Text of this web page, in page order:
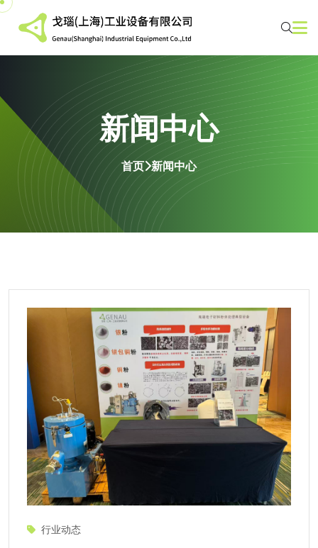
新闻中心
首页 新闻中心
行业动态